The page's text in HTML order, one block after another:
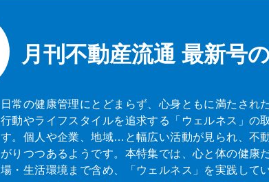
月刊不動産流通 最新号
日常の健康管理にとどまらず、心身ともに満たされ
行動やライフスタイルを追求する「ウェルネス」の
す。個人や企業、地域…と幅広い活動が見られ、不
がりつつあるようです。本特集では、心と体の健康
場・生活環境まで含め、「ウェルネス」を実践して